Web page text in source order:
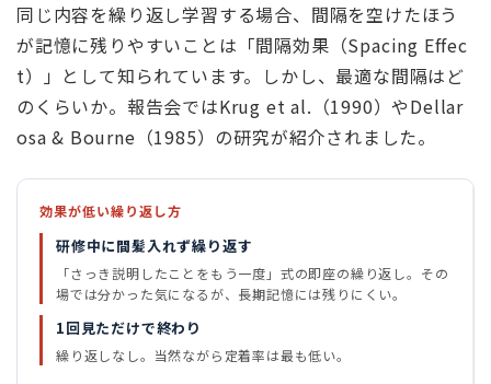
同じ内容を繰り返し学習する場合、間隔を空けたほう
が記憶に残りやすいことは「間隔効果（Spacing Effec
t）」として知られています。しかし、最適な間隔はど
のくらいか。報告会ではKrug et al.（1990）やDellar
osa & Bourne（1985）の研究が紹介されました。
効果が低い繰り返し方
研修中に間髪入れず繰り返す
「さっき説明したことをもう一度」式の即座の繰り返し。その
場では分かった気になるが、長期記憶には残りにくい。
1回見ただけで終わり
繰り返しなし。当然ながら定着率は最も低い。